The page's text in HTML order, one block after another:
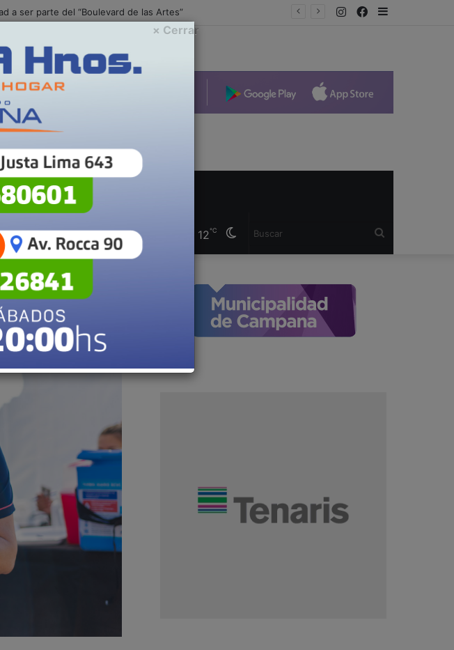
un nuevo tomógrafo para el hospital Facebook
Instagram
SECCIONES
Cambiar
Campana 12℃
× Cerrar